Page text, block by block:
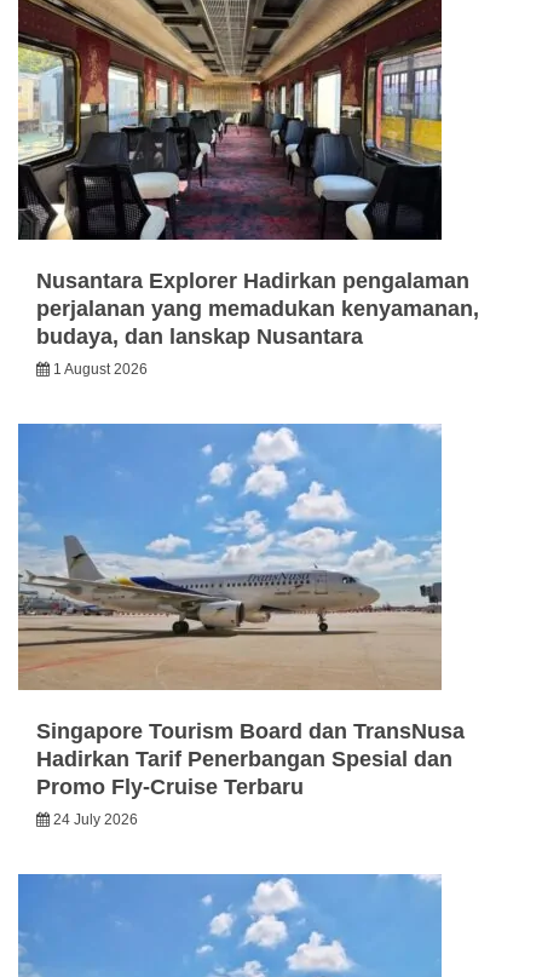
Nusantara Explorer Hadirkan pengalaman
perjalanan yang memadukan kenyamanan,
budaya, dan lanskap Nusantara
1 August 2026
Singapore Tourism Board dan TransNusa
Hadirkan Tarif Penerbangan Spesial dan
Promo Fly-Cruise Terbaru
24 July 2026